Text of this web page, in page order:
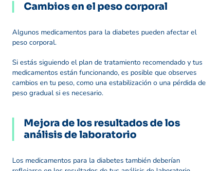
Cambios en el peso corporal
Algunos medicamentos para la diabetes pueden afectar el
peso corporal.
Si estás siguiendo el plan de tratamiento recomendado y tus
medicamentos están funcionando, es posible que observes
cambios en tu peso, como una estabilización o una pérdida de
peso gradual si es necesario.
Mejora de los resultados de los
análisis de laboratorio
Los medicamentos para la diabetes también deberían